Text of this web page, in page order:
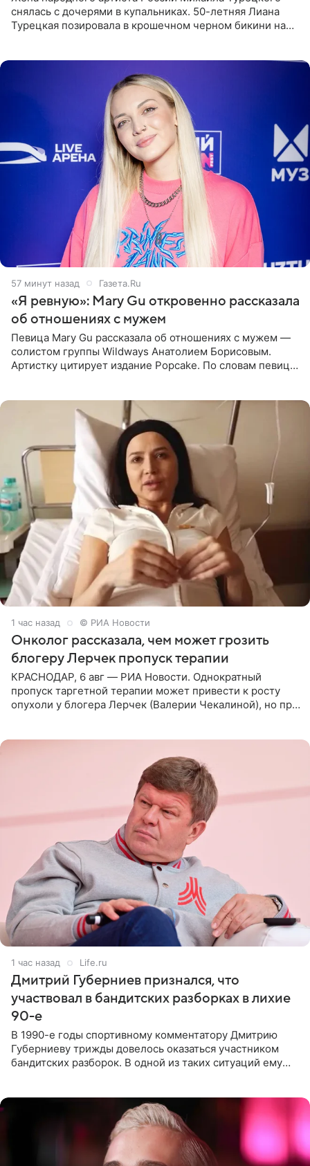
снялась с дочерями в купальниках. 50-летняя Лиана
Турецкая позировала в крошечном черном бикини на
57 минут назад Газета.Ru
«Я ревную»: Mary Gu откровенно рассказала
об отношениях с мужем
Певица Mary Gu рассказала об отношениях с мужем —
солистом группы Wildways Анатолием Борисовым.
Артистку цитирует издание Popcake. По словам певицы,
1 час назад © РИА Новости
Онколог рассказала, чем может грозить
блогеру Лерчек пропуск терапии
КРАСНОДАР, 6 авг — РИА Новости. Однократный
пропуск таргетной терапии может привести к росту
опухоли у блогера Лерчек (Валерии Чекалиной), но при
1 час назад Life.ru
Дмитрий Губерниев признался, что
участвовал в бандитских разборках в лихие
90-е
В 1990-е годы спортивному комментатору Дмитрию
Губерниеву трижды довелось оказаться участником
бандитских разборок. В одной из таких ситуаций ему